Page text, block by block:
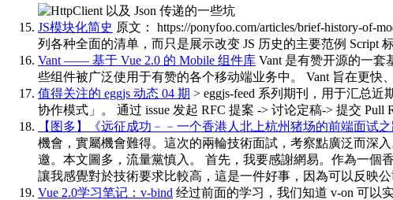
JS模块化简史 原文： https://ponyfoo.com/articles/brief-history-
列各种全面的清单，而只是展示改变 JS 历史的主要范例 Script
Vant —— 基于 Vue 2.0 的 Mobile 组件库 Vant 是有赞开源的一套
些组件被广泛使用于有赞的各个移动端业务中。 Vant 旨在更
值得关注的 eggjs 动态 04 期 > eggjs-feed 系列期刊，用于汇总
协作模式」。 通过 issue 发起 RFC 提案 -> 讨论定稿-> 提交
【图多】《远征成功﹣﹣一个香港人北上杭州猪场的前端面试
機會，實屬機會難得。這次的兩輪技術面試，考察點廣泛而深
邀。本文圖多，流量黨慎入。 首先，我要感謝網易。作為一個
讓我感覺對於技術要求比較高，這是一件好事，因為可以反映公
Vue 2.0学习笔记：v-bind 经过前面的学习，我们知道 v-on 可以